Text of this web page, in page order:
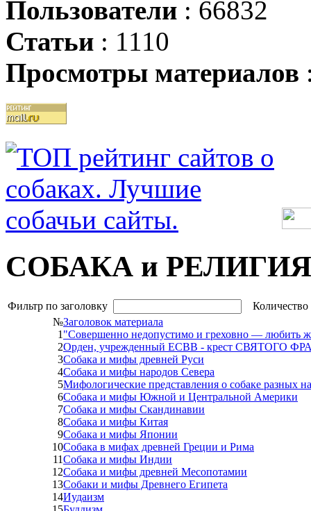
Пользователи : 66832
Статьи : 1110
Просмотры материалов
СОБАКА и РЕЛИГИЯ
Фильтр по заголовку
№Заголовок материала
1 "Совершенно недопустимо и греховно ― любить
2Орден, учрежденный ЕСВВ - крест СВЯТОГО
3Собака и мифы древней Руси
4Собака и мифы народов Севера
5Мифологические представления о собаке разных
6Собака и мифы Южной и Центральной Америки
7Собака и мифы Скандинавии
8Собака и мифы Китая
9Собака и мифы Японии
10Собака в мифах древней Греции и Рима
11Собака и мифы Индии
12Собака и мифы древней Месопотамии
13Собаки и мифы Древнего Египета
14Иудаизм